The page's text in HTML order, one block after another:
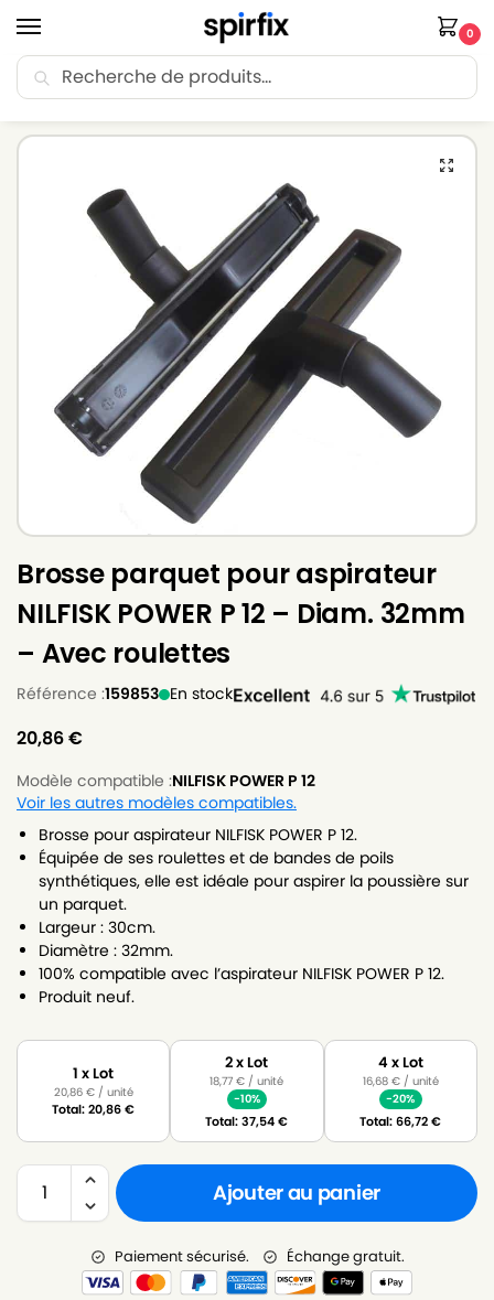
0
🚚 Livraison Point Relais offerte dès 30€ d’achat.
Brosse parquet pour aspirateur
NILFISK POWER P 12 – Diam. 32mm
– Avec roulettes
Référence :159853 En stock
20,86€
Modèle compatible :NILFISK POWER P 12
Voir les autres modèles compatibles.
Brosse pour aspirateur NILFISK POWER P 12.
Équipée de ses roulettes et de bandes de poils
synthétiques, elle est idéale pour aspirer la poussière sur
un parquet.
Largeur : 30cm.
Diamètre : 32mm.
100% compatible avec l’aspirateur NILFISK POWER P 12.
Produit neuf.
1 x Lot
20,86 €/ unité
Total:20,86€
2 x Lot
18,77€ / unité
-10%
Total:37,54€
4 x Lot
16,68 €/ unité
-20%
Total:66,72€
Ajouter au panier
Paiement sécurisé. Échange gratuit.